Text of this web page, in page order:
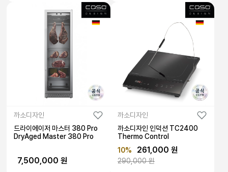
까소디자인
드라이에이저 마스터 380 Pro
DryAged Master 380 Pro
7,500,000 원
까소디자인
까소디자인 인덕션 TC2400
Thermo Control
10%
261,000 원
290,000 원